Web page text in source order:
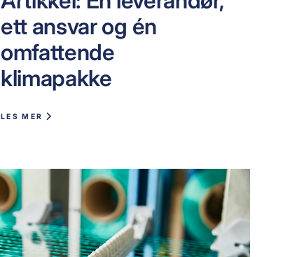
ett ansvar og én
omfattende
klimapakke
LES MER